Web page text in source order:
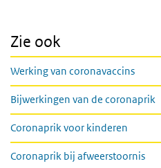
Zie ook
Werking van coronavaccins
Bijwerkingen van de coronaprik
Coronaprik voor kinderen
Coronaprik bij afweerstoornis